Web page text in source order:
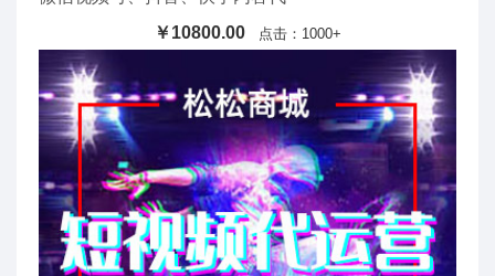
￥10800.00
点击：1000+